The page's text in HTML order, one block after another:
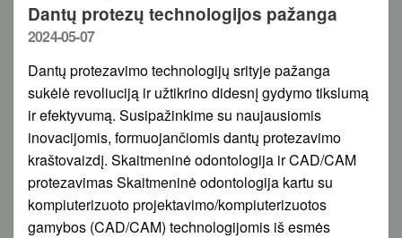
Dantų protezų technologijos pažanga
Posted
2024-05-07
Dantų protezavimo technologijų srityje pažanga
sukėlė revoliuciją ir užtikrino didesnį gydymo tikslumą
ir efektyvumą. Susipažinkime su naujausiomis
inovacijomis, formuojančiomis dantų protezavimo
kraštovaizdį. Skaitmeninė odontologija ir CAD/CAM
protezavimas Skaitmeninė odontologija kartu su
kompiuterizuoto projektavimo/kompiuterizuotos
gamybos (CAD/CAM) technologijomis iš esmės